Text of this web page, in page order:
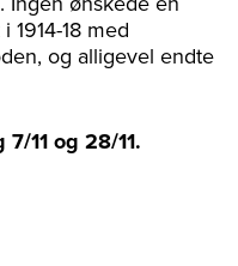
18 med
og alligevel endte
11 og 28/11.